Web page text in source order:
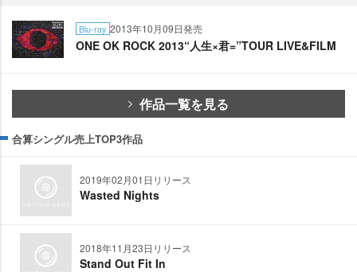
Blu-ray 2013年10月09日発売
ONE OK ROCK 2013“人生×君=”TOUR LIVE&FILM
作品一覧を見る
合算シングル売上TOP3作品
2019年02月01日リリース
Wasted Nights
2018年11月23日リリース
Stand Out Fit In